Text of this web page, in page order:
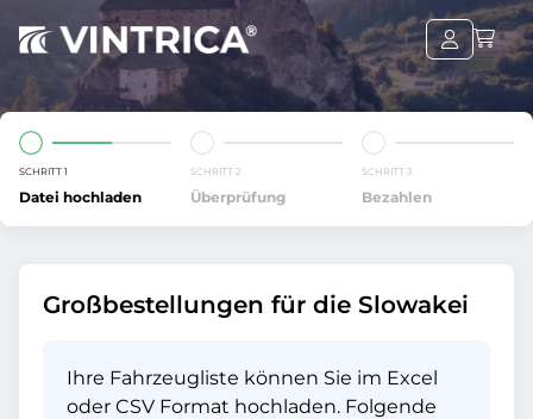
SCHRITT 1
Datei hochladen
SCHRITT 2
Überprüfung
SCHRITT 3
Bezahlen
Großbestellungen für die Slowakei
Ihre Fahrzeugliste können Sie im Excel
oder CSV Format hochladen. Folgende